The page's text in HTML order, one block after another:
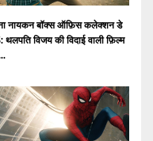
नायकन बॉक्स ऑफ़िस कलेक्शन डे
थलपति विजय की विदाई वाली फ़िल्म